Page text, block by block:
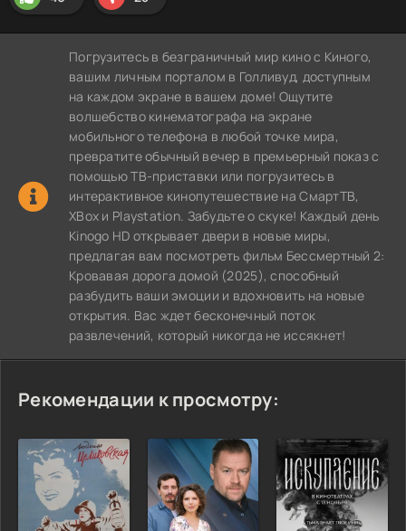
Погрузитесь в безграничный мир кино с Киного,
вашим личным порталом в Голливуд, доступным
на каждом экране в вашем доме! Ощутите
волшебство кинематографа на экране
мобильного телефона в любой точке мира,
превратите обычный вечер в премьерный показ с
помощью ТВ-приставки или погрузитесь в
интерактивное кинопутешествие на СмартТВ,
XBox и Playstation. Забудьте о скуке! Каждый день
Kinogo HD открывает двери в новые миры,
предлагая вам посмотреть фильм Бессмертный 2:
Кровавая дорога домой (2025), способный
разбудить ваши эмоции и вдохновить на новые
открытия. Вас ждет бесконечный поток
развлечений, который никогда не иссякнет!
Рекомендации к просмотру: